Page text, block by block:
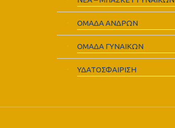
ΟΜΑΔΑ ΑΝΔΡΩΝ
ΟΜΑΔΑ ΓΥΝΑΙΚΩΝ
ΥΔΑΤΟΣΦΑΙΡΙΣΗ